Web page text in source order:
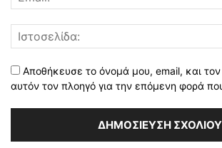
Αποθήκευσε το όνομά μου, email, και
αυτόν τον πλοηγό για την επόμενη φορά